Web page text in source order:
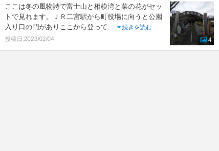
ここは冬の風物詩で富士山と相模湾と菜の花がセッ
トで見れます。ＪＲ二宮駅から町役場に向うと公園
入り口の門がありここから登って
続きを読む
投稿日:2023/02/04
4